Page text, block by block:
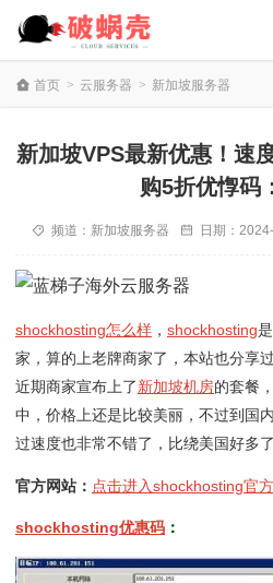
首页 > 云服务器 > 新加坡服务器
新加坡VPS最新优惠！速
购5折优惸码
频道： 新加坡服务器 日期：
shockhosting怎么样 ， shockhosting
家，算的上老牌商家了，本站也分享
近期商家宣布上了新加坡机房的套餐
中，价格上还是比较美丽，不过到国
过速度也非常不错了，比绕美国好多
官方网站： 点击进入shockhosting官
shockhosting优惠码 ：